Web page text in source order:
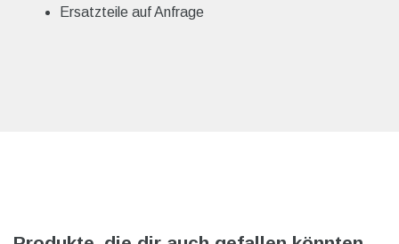
Ersatzteile auf Anfrage